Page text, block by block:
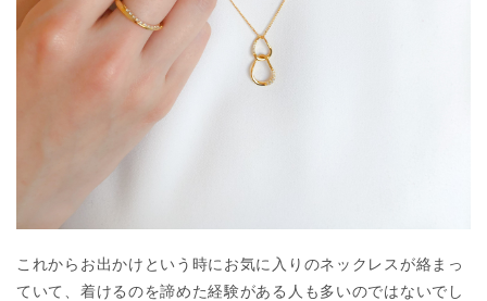
これからお出かけという時にお気に入りのネックレスが絡まっ
ていて、着けるのを諦めた経験がある人も多いのではないでし